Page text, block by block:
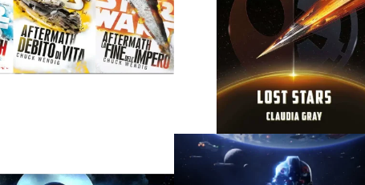
di Aftermath
ROMANZO
Lost Stars